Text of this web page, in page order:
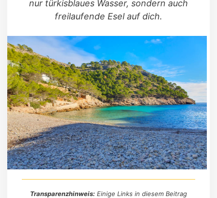
nur türkisblaues Wasser, sondern auch
freilaufende Esel auf dich.
Transparenzhinweis: Einige Links in diesem Beitrag